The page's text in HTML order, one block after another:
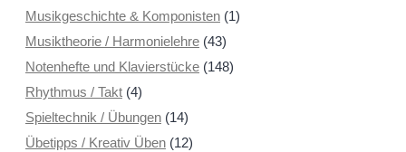
Musikgeschichte & Komponisten(1)
Musiktheorie / Harmonielehre(43)
Notenhefte und Klavierstücke(148)
Rhythmus / Takt(4)
Spieltechnik / Übungen(14)
Übetipps / Kreativ Üben(12)